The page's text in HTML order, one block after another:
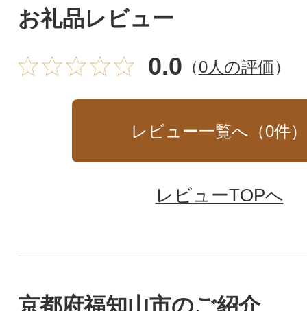
お礼品レビュー
0.0 （0人の評価）
レビュー一覧へ（0件）
レビューTOPへ
京都府福知山市のご紹介